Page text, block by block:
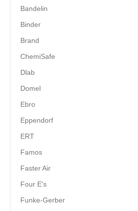
Bandelin
Binder
Brand
ChemiSafe
Dlab
Domel
Ebro
Eppendorf
ERT
Famos
Faster Air
Four E's
Funke-Gerber